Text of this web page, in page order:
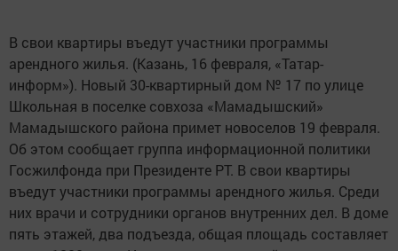
В свои квартиры въедут участники программы
арендного жилья. (Казань, 16 февраля, «Татар-
информ»). Новый 30-квартирный дом № 17 по улице
Школьная в поселке совхоза «Мамадышский»
Мамадышского района примет новоселов 19 февраля.
Об этом сообщает группа информационной политики
Госжилфонда при Президенте РТ. В свои квартиры
въедут участники программы арендного жилья. Среди
них врачи и сотрудники органов внутренних дел. В доме
пять этажей, два подъезда, общая площадь составляет